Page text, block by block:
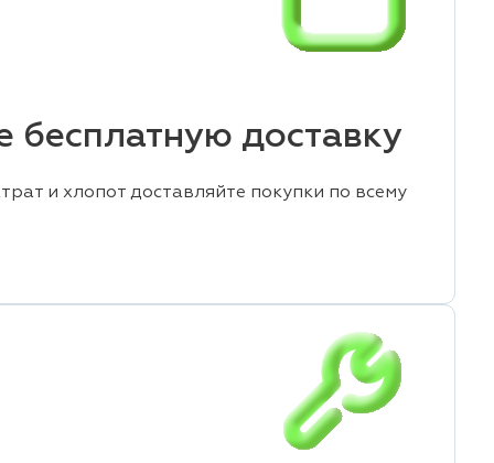
бесплатную доставку
и хлопот доставляйте покупки по всему